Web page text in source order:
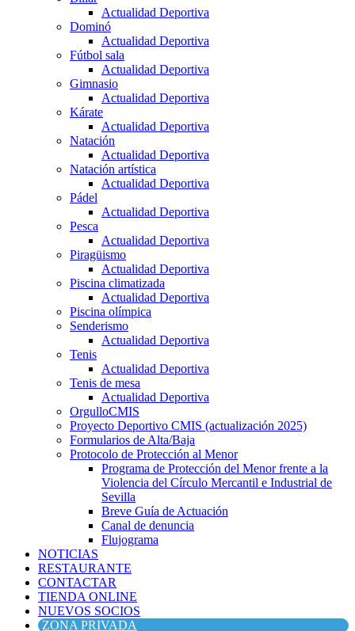
Actualidad Deportiva
Dominó
Actualidad Deportiva
Fútbol sala
Actualidad Deportiva
Gimnasio
Actualidad Deportiva
Kárate
Actualidad Deportiva
Natación
Actualidad Deportiva
Natación artística
Actualidad Deportiva
Pádel
Actualidad Deportiva
Pesca
Actualidad Deportiva
Piragüismo
Actualidad Deportiva
Piscina climatizada
Actualidad Deportiva
Piscina olímpica
Senderismo
Actualidad Deportiva
Tenis
Actualidad Deportiva
Tenis de mesa
Actualidad Deportiva
OrgulloCMIS
Proyecto Deportivo CMIS (actualización 2025)
Formularios de Alta/Baja
Protocolo de Protección al Menor
Programa de Protección del Menor frente a la
Violencia del Círculo Mercantil e Industrial de
Sevilla
Breve Guía de Actuación
Canal de denuncia
Flujograma
NOTICIAS
RESTAURANTE
CONTACTAR
TIENDA ONLINE
NUEVOS SOCIOS
ZONA PRIVADA